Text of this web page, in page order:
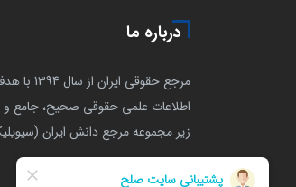
درباره ما
مرجع
اطلاعات علمی حقوقی صحیح، جامع و
زیر مجموعه مرجع دانش ایران